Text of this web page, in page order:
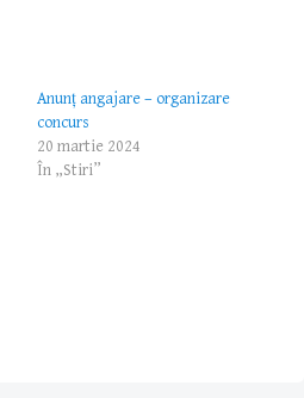
Anunț angajare – organizare
concurs
20 martie 2024
În „Stiri”